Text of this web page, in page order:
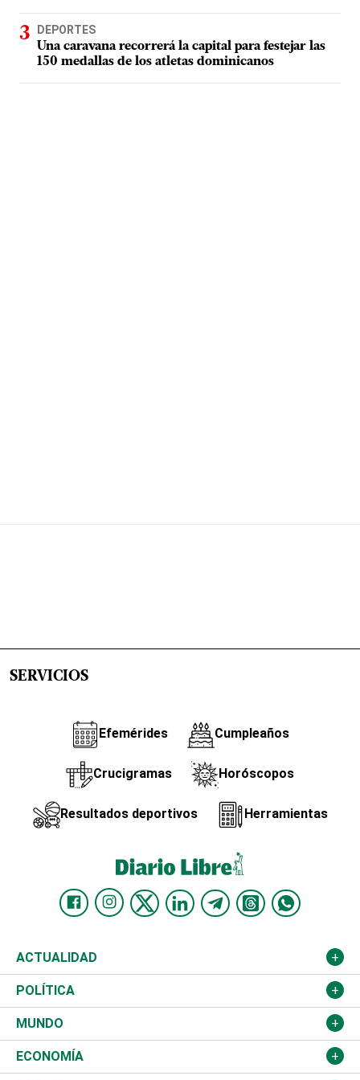
DEPORTES
Una caravana recorrerá la capital para festejar las
150 medallas de los atletas dominicanos
SERVICIOS
Efemérides Cumpleaños
Crucigramas Horóscopos
Resultados deportivos Herramientas
ACTUALIDAD
Nacional
Ciudad
Educación
POLÍTICA
Partidos
JCE
MUNDO
Estados Unidos
ECONOMÍA